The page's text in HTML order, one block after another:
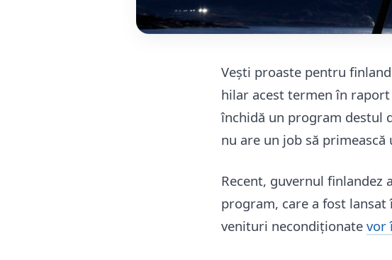
Vești proaste pentru
hilar acest termen în
închidă un program destul
nu are un job să
Recent, guvernul finlandez
program, care a fost
venituri necondiționate vor